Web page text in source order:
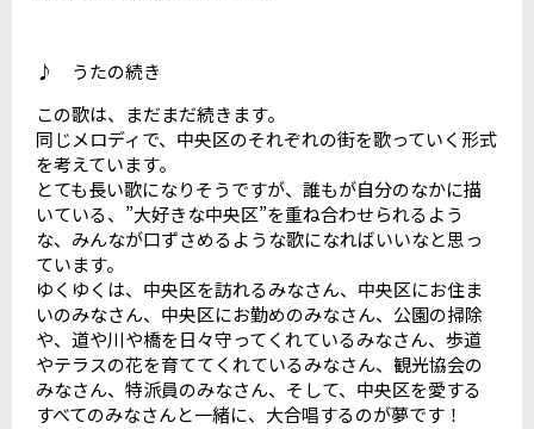
♪ うたの続き
この歌は、まだまだ続きます。
同じメロディで、中央区のそれぞれの街を歌っていく形式
を考えています。
とても長い歌になりそうですが、誰もが自分のなかに描
いている、”大好きな中央区”を重ね合わせられるよう
な、みんなが口ずさめるような歌になればいいなと思っ
ています。
ゆくゆくは、中央区を訪れるみなさん、中央区にお住ま
いのみなさん、中央区にお勤めのみなさん、公園の掃除
や、道や川や橋を日々守ってくれているみなさん、歩道
やテラスの花を育ててくれているみなさん、観光協会の
みなさん、特派員のみなさん、そして、中央区を愛する
すべてのみなさんと一緒に、大合唱するのが夢です！